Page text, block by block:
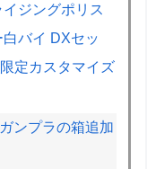
イジングポリス
バイ DXセッ
定カスタマイズ
ンプラの箱追加